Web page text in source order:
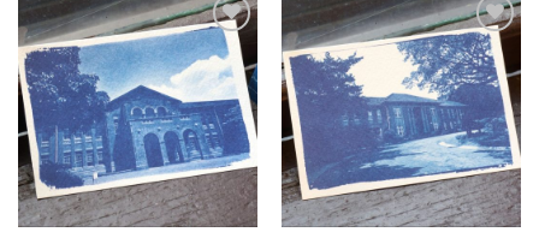
加入
「願
望輕
單」
加入
「願
望輕
單」